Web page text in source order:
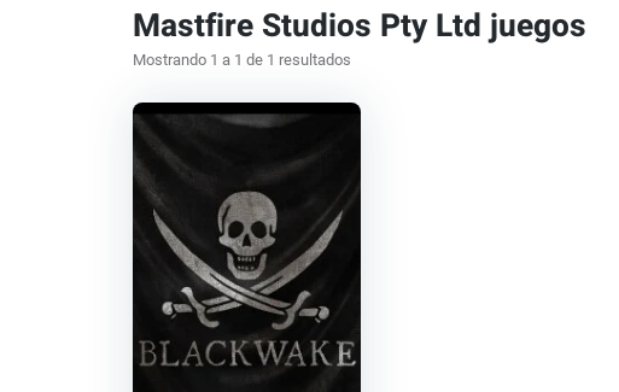
Mastfire Studios Pty Ltd juegos
Mostrando 1 a 1 de 1 resultados